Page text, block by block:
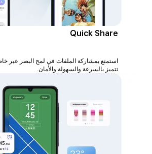
Quick Share
تتميز بالسرعة والسهولة والأمان.